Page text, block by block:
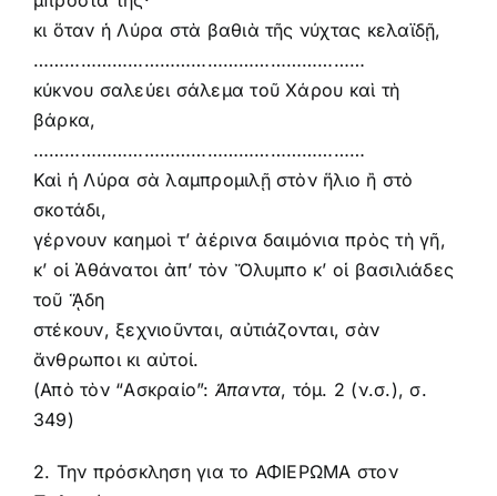
κι ὅταν ἡ Λύρα στὰ βαθιὰ τῆς νύχτας κελαϊδῇ,
………………………………………………………
κύκνου σαλεύει σάλεμα τοῦ Χάρου καὶ τὴ
βάρκα,
………………………………………………………
Καὶ ἡ Λύρα σὰ λαμπρομιλῇ στὸν ἥλιο ἢ στὸ
σκοτάδι,
γέρνουν καημοὶ τ’ ἀέρινα δαιμόνια πρὸς τὴ γῆ,
κ’ οἱ Ἀθάνατοι ἀπ’ τὸν Ὄλυμπο κ’ οἱ βασιλιάδες
τοῦ ᾍδη
στέκουν, ξεχνιοῦνται, αὐτιάζονται, σὰν
ἄνθρωποι κι αὐτοί.
(Απὸ τὸν “Ασκραίο”: Άπαντα, τόμ. 2 (ν.σ.), σ.
349)
2. Την πρόσκληση για το ΑΦΙΕΡΩΜΑ στον